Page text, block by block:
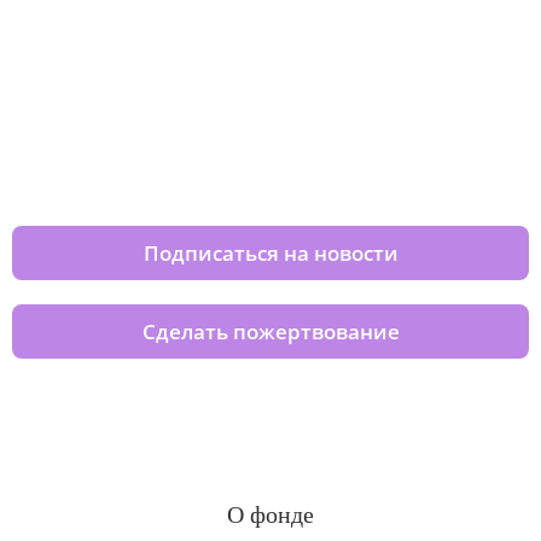
Подписаться на новости
Сделать пожертвование
О фонде